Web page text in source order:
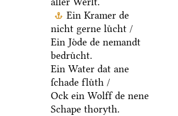
Ein Kramer de
nicht gerne luͤcht /
Ein Joͤde de nemandt
bedruͤcht.
Ein Water dat ane
ſchade fluͤth /
Ock ein Wolff de nene
Schape thoryth.